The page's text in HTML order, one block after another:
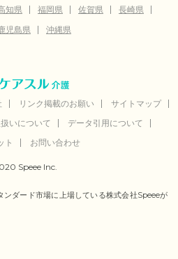
知県 福岡県 佐賀県
長崎県
児島県 沖縄県
リンク掲載のお願い
サイトマップ
いについて
データ引用について
ト
お問い合わせ
Speee Inc.
ンダード市場に上場している株式会社Speeeが